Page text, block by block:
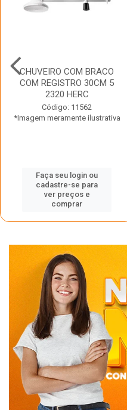
CHUVEIRO COM BRACO
COM REGISTRO 30CM 5
2320 HERC
Código: 11562
*Imagem meramente ilustrativa
Faça seu login ou
cadastre-se para
ver preços e
comprar